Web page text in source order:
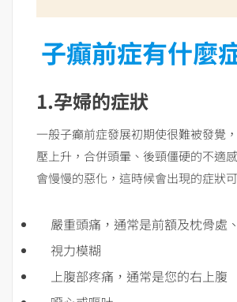
子癲前症有什麼
1.孕婦的症狀
一般子癲前症發展初期使很難被發覺
壓上升，合併頭暈、後頸僵硬的不適
會慢慢的惡化，這時候會出現的症狀
嚴重頭痛，通常是前額及枕骨處
視力模糊
上腹部疼痛，通常是您的右上腹